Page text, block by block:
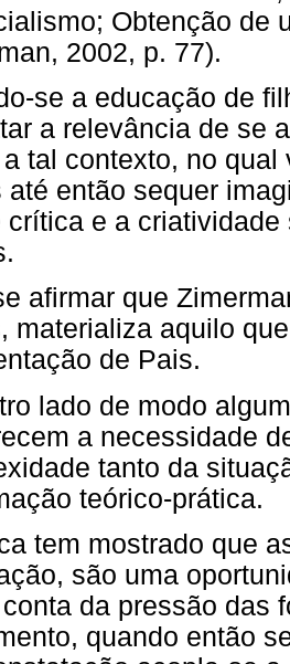
Obtenção de
2002, p. 77).
se a educação de
a relevância de se
a tal contexto, no
até então sequer
crítica e a
afirmar que
materializa aquilo
de Pais.
lado de modo
a necessidade
tanto da
teórico-prática.
tem mostrado que
são uma
da pressão das
quando então